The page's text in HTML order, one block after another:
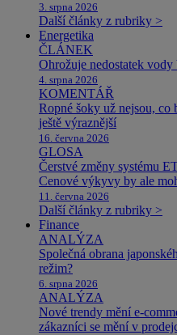
3. srpna 2026
Další články z rubriky >
Energetika
ČLÁNEK
Ohrožuje nedostatek vody
4. srpna 2026
KOMENTÁŘ
Ropné šoky už nejsou, co
ještě výraznější
16. června 2026
GLOSA
Čerstvé změny systému
Cenové výkyvy by ale
11. června 2026
Další články z rubriky >
Finance
ANALÝZA
Společná obrana
režim?
6. srpna 2026
ANALÝZA
Nové trendy mění e-
zákazníci se mění v